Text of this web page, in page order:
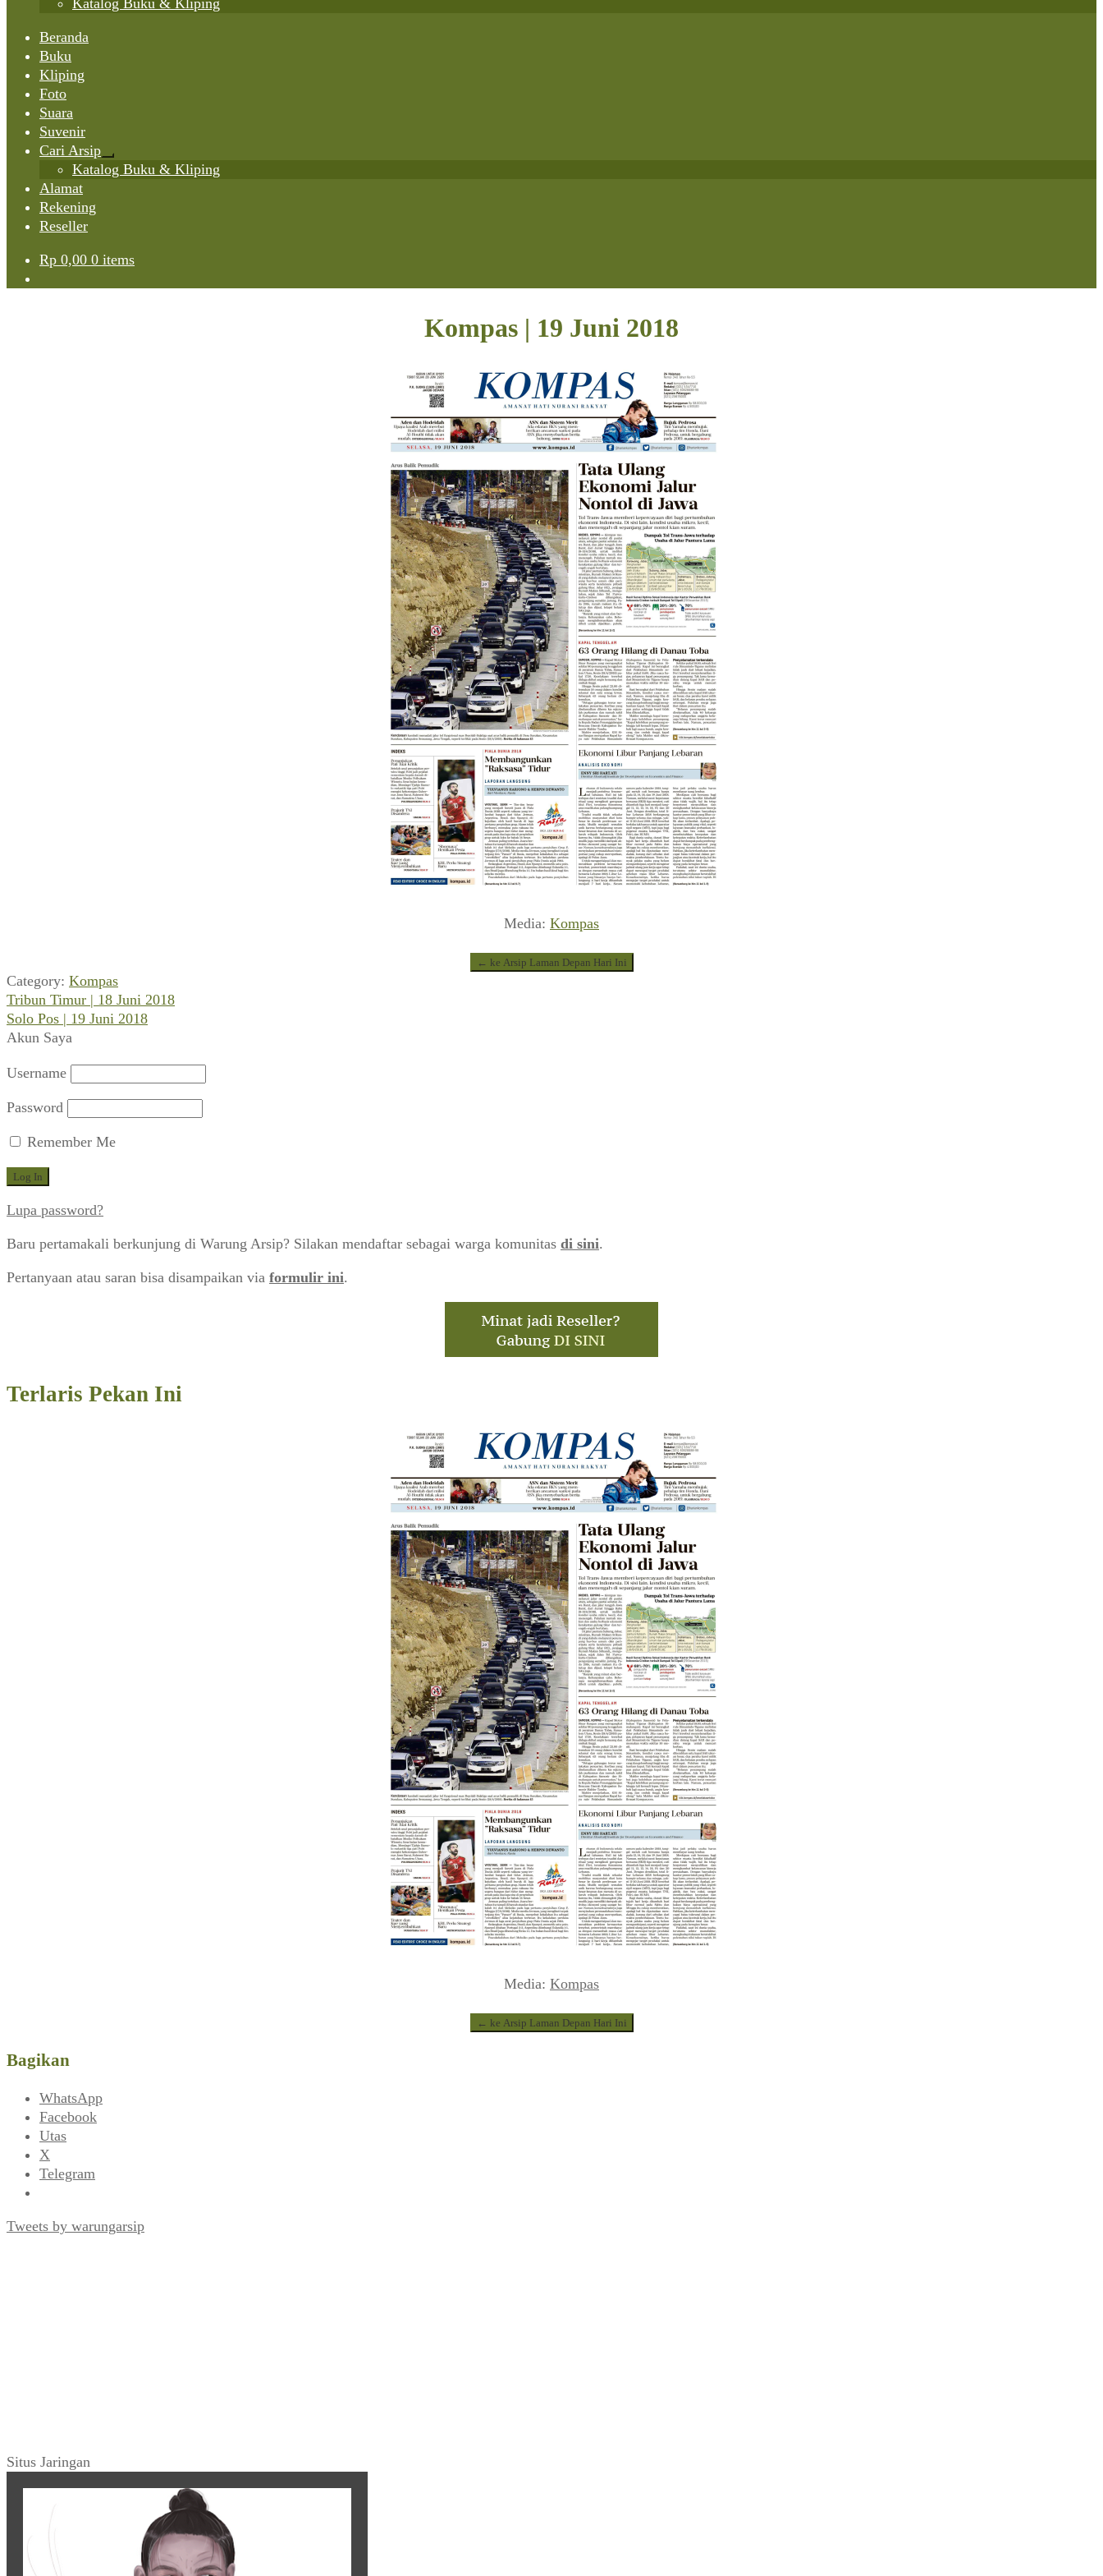
Katalog Buku & Kliping
Beranda
Buku
Kliping
Foto
Suara
Suvenir
Cari Arsip
Expand
child
Katalog Buku & Kliping
Alamat
Rekening
Reseller
Rp 0,00 0 items
Kompas | 19 Juni 2018
Media: Kompas
← ke Arsip Laman Depan Hari Ini
Category: Kompas
Navigasi
pos
Previous
post:
Tribun Timur | 18 Juni 2018
Next
post:
Solo Pos | 19 Juni 2018
Akun Saya
Username
Password
Remember Me
Lupa password?
Baru pertamakali berkunjung di Warung Arsip? Silakan mendaftar sebagai warga komunitas di sini.
Pertanyaan atau saran bisa disampaikan via formulir ini.
Terlaris Pekan Ini
Media: Kompas
← ke Arsip Laman Depan Hari Ini
Bagikan
WhatsApp
Facebook
Utas
X
Telegram
Tweets by warungarsip
Situs Jaringan